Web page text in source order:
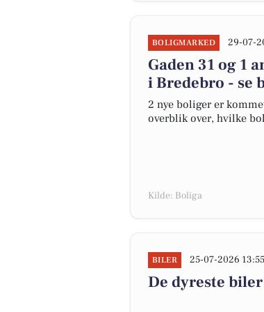
BOLIGMARKED 29-07-
Gaden 31 og 1
i Bredebro - se
2 nye boliger er
overblik over, hvilke
Kilde: Boliga
BILER 25-07-2026 13:55
De dyreste